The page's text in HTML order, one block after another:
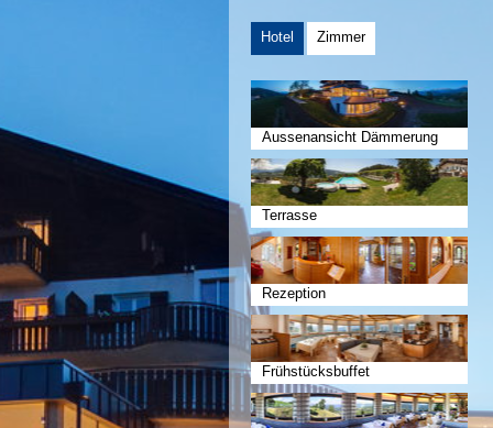
Hotel Zimmer
Aussenansicht Dämmerung
Terrasse
Rezeption
Frühstücksbuffet